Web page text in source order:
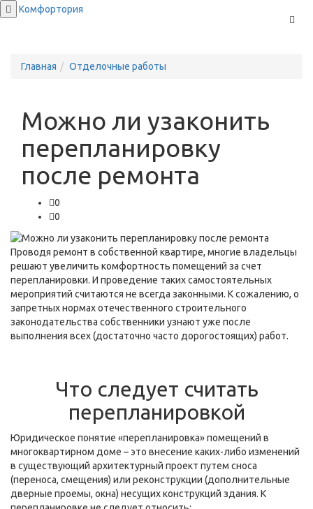
Комфортория
Главная Отделочные работы
Можно ли узаконить
перепланировку
после ремонта
0
0
Проводя ремонт в собственной квартире, многие владельцы
решают увеличить комфортность помещений за счет
перепланировки. И проведение таких самостоятельных
мероприятий считаются не всегда законными. К сожалению, о
запретных нормах отечественного строительного
законодательства собственники узнают уже после
выполнения всех (достаточно часто дорогостоящих) работ.
Что следует считать
перепланировкой
Юридическое понятие «перепланировка» помещений в
многоквартирном доме – это внесение каких-либо изменений
в существующий архитектурный проект путем сноса
(переноса, смещения) или реконструкции (дополнительные
дверные проемы, окна) несущих конструкций здания. К